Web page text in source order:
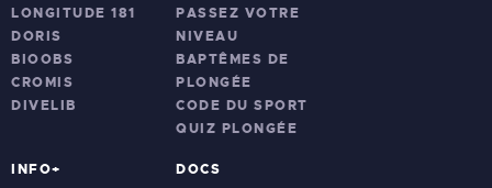
LONGITUDE 181
DORIS
BIOOBS
CROMIS
DIVELIB
PASSEZ VOTRE
NIVEAU
BAPTÊMES DE
PLONGÉE
CODE DU SPORT
QUIZ PLONGÉE
INFO+ DOCS